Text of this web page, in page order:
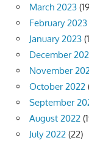
March 2023
February 2023
January 2023
December
November
October 2022
September
August 2022
July 2022 (22)